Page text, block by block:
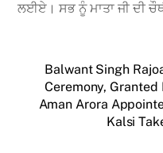
ਲਈਏ। ਸਭ ਨੂੰ ਮਾਤਾ ਜੀ ਦੀ
Balwant Singh
Ceremony,
Aman Arora
Kalsi